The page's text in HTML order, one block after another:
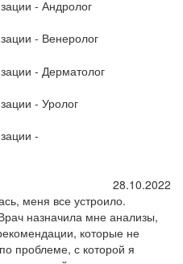
- Андролог
- Венеролог
- Дерматолог
- Уролог
-
28.10.2022
меня все устроило.
назначила мне анализы,
которые не
проблеме, с которой я